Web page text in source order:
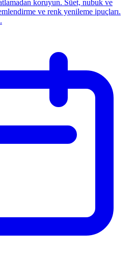
koruyun. Süet, nubuk ve
ve renk yenileme ipuçları.